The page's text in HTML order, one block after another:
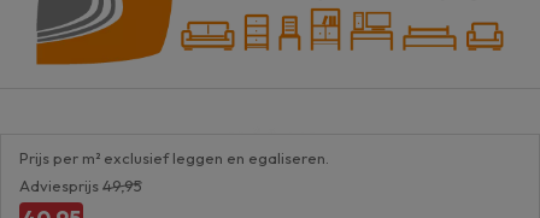
Prijs per m² exclusief leggen en egaliseren.
Adviesprijs49,95